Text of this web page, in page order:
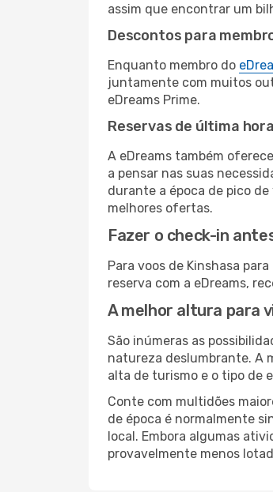
assim que encontrar um
Descontos para
Enquanto membro do
juntamente com muitos
eDreams Prime.
Reservas de última
A eDreams também
a pensar nas suas
durante a época de pico
melhores ofertas.
Fazer o check-in
Para voos de Kinshasa
reserva com a eDreams,
A melhor altura para
São inúmeras as
natureza deslumbrante. A
alta de turismo e o tipo de
Conte com multidões
de época é normalmente
local. Embora algumas
provavelmente menos